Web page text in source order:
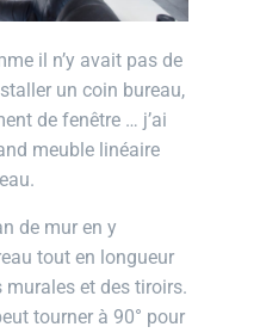
il n’y avait pas de
un coin bureau,
de fenêtre … j’ai
meuble linéaire
de mur en y
tout en longueur
murales et des tiroirs.
tourner à 90° pour